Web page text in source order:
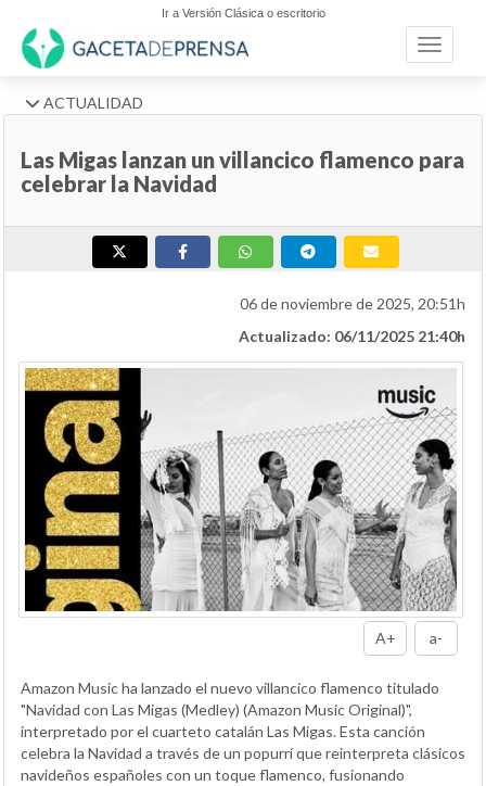
Ir a Versión Clásica o escritorio
Toggle
ACTUALIDAD
Las Migas lanzan un villancico flamenco para
celebrar la Navidad
06 de noviembre de 2025, 20:51h
Actualizado: 06/11/2025 21:40h
A+ a-
Amazon Music ha lanzado el nuevo villancico flamenco titulado
"Navidad con Las Migas (Medley) (Amazon Music Original)",
interpretado por el cuarteto catalán Las Migas. Esta canción
celebra la Navidad a través de un popurrí que reinterpreta clásicos
navideños españoles con un toque flamenco, fusionando